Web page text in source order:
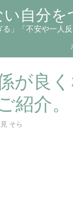
自分
る」「不安や一
が良
紹介。
そら